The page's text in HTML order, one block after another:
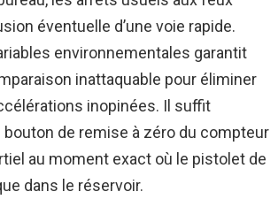
éventuelle d’une voie rapide.
environnementales garantit
inattaquable pour éliminer
inopinées. Il suffit
bouton de remise à zéro du compteur
au moment exact où le pistolet de
dans le réservoir.